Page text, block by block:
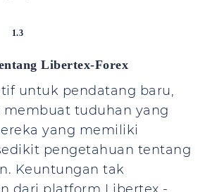
1.3
Libertex-Forex
untuk pendatang baru,
tuduhan yang
yang memiliki
pengetahuan tentang
Keuntungan tak